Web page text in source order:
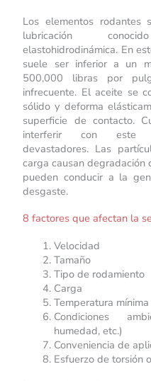
Los elementos rodantes
lubricación
elastohidrodinámica. En
suele ser inferior a un
500,000 libras por
infrecuente. El aceite se
sólido y deforma
superficie de contacto.
interferir con este
devastadores. Las
carga causan
pueden conducir a la
desgaste.
8 factores que afectan la
Velocidad
Tamaño
Tipo de rodamiento
Carga
Temperatura
Condiciones
humedad, etc.)
Conveniencia de
Esfuerzo de torsión